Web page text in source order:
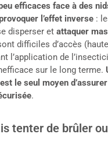
efficaces face à des
l’effet inverse :
disperser et attaquer
difficiles d’accès
l’application de
sur le long terme.
le seul moyen
.
tenter de brûler